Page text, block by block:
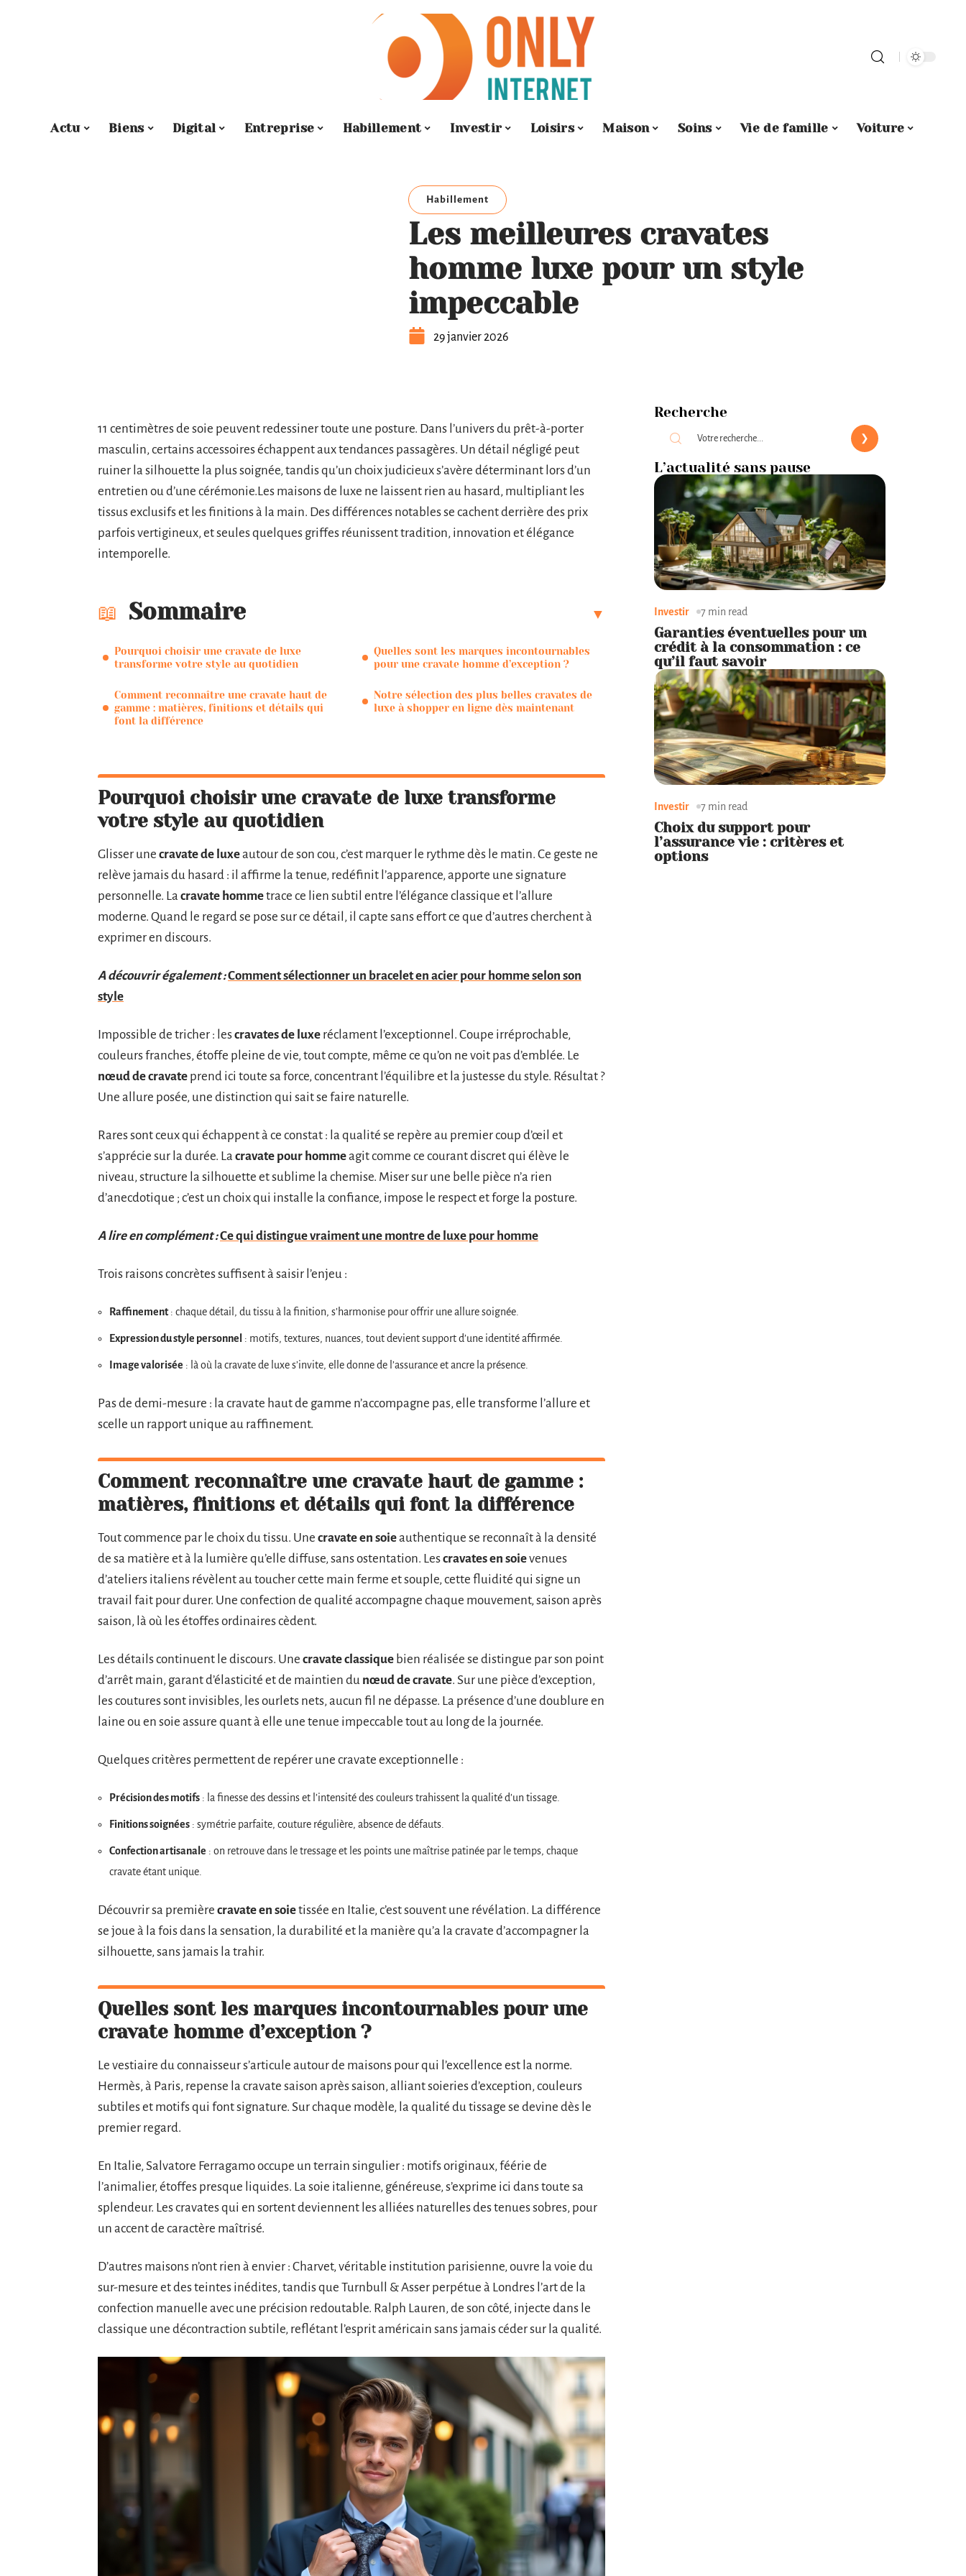
Actu Biens Digital Entreprise Habillement Investir Loisirs Maison Soins Vie de famille Voiture
Habillement
Les meilleures cravates
homme luxe pour un style
impeccable
29 janvier 2026
11 centimètres de soie peuvent redessiner toute une posture. Dans l’univers du prêt-à-porter
masculin, certains accessoires échappent aux tendances passagères. Un détail négligé peut
ruiner la silhouette la plus soignée, tandis qu’un choix judicieux s’avère déterminant lors d’un
entretien ou d’une cérémonie.Les maisons de luxe ne laissent rien au hasard, multipliant les
tissus exclusifs et les finitions à la main. Des différences notables se cachent derrière des prix
parfois vertigineux, et seules quelques griffes réunissent tradition, innovation et élégance
intemporelle.
Sommaire
Pourquoi choisir une cravate de luxe
transforme votre style au quotidien
Comment reconnaître une cravate haut de
gamme : matières, finitions et détails qui
font la différence
Quelles sont les marques incontournables
pour une cravate homme d’exception ?
Notre sélection des plus belles cravates de
luxe à shopper en ligne dès maintenant
Pourquoi choisir une cravate de luxe transforme
votre style au quotidien
Glisser une cravate de luxeautour de son cou, c’est marquer le rythme dès le matin. Ce geste ne
relève jamais du hasard : il affirme la tenue, redéfinit l’apparence, apporte une signature
personnelle. La cravate hommetrace ce lien subtil entre l’élégance classique et l’allure
moderne. Quand le regard se pose sur ce détail, il capte sans effort ce que d’autres cherchent à
exprimer en discours.
A découvrir également :Comment sélectionner un bracelet en acier pour homme selon son
style
Impossible de tricher : lescravates de luxe réclament l’exceptionnel. Coupe irréprochable,
couleurs franches, étoffe pleine de vie, tout compte, même ce qu’on ne voit pas d’emblée. Le
nœud de cravate prend ici toute sa force, concentrant l’équilibre et la justesse du style. Résultat ?
Une allure posée, une distinction qui sait se faire naturelle.
Rares sont ceux qui échappent à ce constat : la qualité se repère au premier coup d’œil et
s’apprécie sur la durée. La cravate pour hommeagit comme ce courant discret qui élève le
niveau, structure la silhouette et sublime la chemise. Miser sur une belle pièce n’a rien
d’anecdotique ; c’est un choix qui installe la confiance, impose le respect et forge la posture.
A lire en complément :Ce qui distingue vraiment une montre de luxe pour homme
Trois raisons concrètes suffisent à saisir l’enjeu :
Raffinement: chaque détail, du tissu à la finition, s’harmonise pour offrir une allure soignée.
Expression du style personnel : motifs, textures, nuances, tout devient support d’une identité affirmée.
Image valorisée : là où la cravate de luxe s’invite, elle donne de l’assurance et ancre la présence.
Pas de demi-mesure : la cravate haut de gamme n’accompagne pas, elle transforme l’allure et
scelle un rapport unique au raffinement.
Comment reconnaître une cravate haut de gamme :
matières, finitions et détails qui font la différence
Tout commence par le choix du tissu. Une cravate en soieauthentique se reconnaît à la densité
de sa matière et à la lumière qu’elle diffuse, sans ostentation. Lescravates en soievenues
d’ateliers italiens révèlent au toucher cette main ferme et souple, cette fluidité qui signe un
travail fait pour durer. Une confection de qualité accompagne chaque mouvement, saison après
saison, là où les étoffes ordinaires cèdent.
Les détails continuent le discours. Une cravate classique bien réalisée se distingue par son point
d’arrêt main, garant d’élasticité et de maintien du nœud de cravate. Sur une pièce d’exception,
les coutures sont invisibles, les ourlets nets, aucun fil ne dépasse. La présence d’une doublure en
laine ou en soie assure quant à elle une tenue impeccable tout au long de la journée.
Quelques critères permettent de repérer une cravate exceptionnelle :
Précision des motifs : la finesse des dessins et l’intensité des couleurs trahissent la qualité d’un tissage.
Finitions soignées : symétrie parfaite, couture régulière, absence de défauts.
Confection artisanale : on retrouve dans le tressage et les points une maîtrise patinée par le temps, chaque
cravate étant unique.
Découvrir sa première cravate en soietissée en Italie, c’est souvent une révélation. La différence
se joue à la fois dans la sensation, la durabilité et la manière qu’a la cravate d’accompagner la
silhouette, sans jamais la trahir.
Quelles sont les marques incontournables pour une
cravate homme d’exception ?
Le vestiaire du connaisseur s’articule autour de maisons pour qui l’excellence est la norme.
Hermès, à Paris, repense la cravate saison après saison, alliant soieries d’exception, couleurs
subtiles et motifs qui font signature. Sur chaque modèle, la qualité du tissage se devine dès le
premier regard.
En Italie, Salvatore Ferragamo occupe un terrain singulier : motifs originaux, féérie de
l’animalier, étoffes presque liquides. La soie italienne, généreuse, s’exprime ici dans toute sa
splendeur. Les cravates qui en sortent deviennent les alliées naturelles des tenues sobres, pour
un accent de caractère maîtrisé.
D’autres maisons n’ont rien à envier : Charvet, véritable institution parisienne, ouvre la voie du
sur-mesure et des teintes inédites, tandis que Turnbull & Asser perpétue à Londres l’art de la
confection manuelle avec une précision redoutable. Ralph Lauren, de son côté, injecte dans le
classique une décontraction subtile, reflétant l’esprit américain sans jamais céder sur la qualité.
Recherche
L’actualité sans pause
Investir 7 min read
Garanties éventuelles pour un
crédit à la consommation : ce
qu’il faut savoir
Investir 7 min read
Choix du support pour
l’assurance vie : critères et
options